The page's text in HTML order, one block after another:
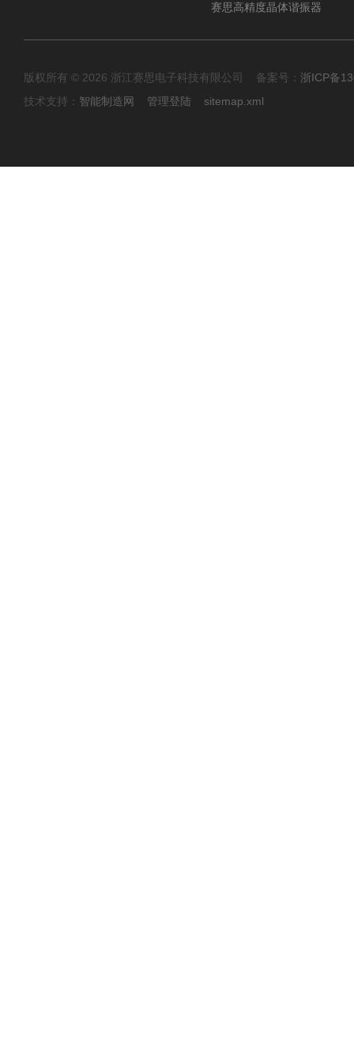
赛思高精度晶体谐振器
版权所有 © 2026 浙江赛思电子科技有限公司 备案号： 浙ICP备
技术支持： 智能制造网 管理登陆 sitemap.xml